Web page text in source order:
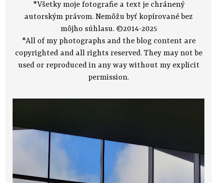
*Všetky moje fotografie a text je chránený
autorským právom. Nemôžu byť kopírované bez
môjho súhlasu. ©2014-2025
*All of my photographs and the blog content are
copyrighted and all rights reserved. They may not be
used or reproduced in any way without my explicit
permission.